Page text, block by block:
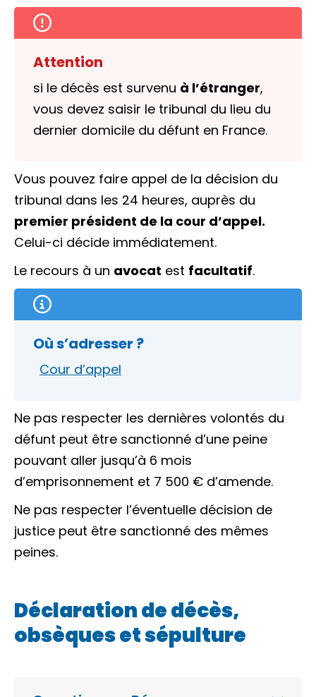
Attention
si le décès est survenu à l’étranger,
vous devez saisir le tribunal du lieu du
dernier domicile du défunt en France.
Vous pouvez faire appel de la décision du
tribunal dans les 24 heures, auprès du
premier président de la cour d’appel.
Celui-ci décide immédiatement.
Le recours à un avocat est facultatif.
Où s’adresser ?
Cour d’appel
Ne pas respecter les dernières volontés du
défunt peut être sanctionné d’une peine
pouvant aller jusqu’à 6 mois
d’emprisonnement et 7 500 € d’amende.
Ne pas respecter l’éventuelle décision de
justice peut être sanctionné des mêmes
peines.
Déclaration de décès,
obsèques et sépulture